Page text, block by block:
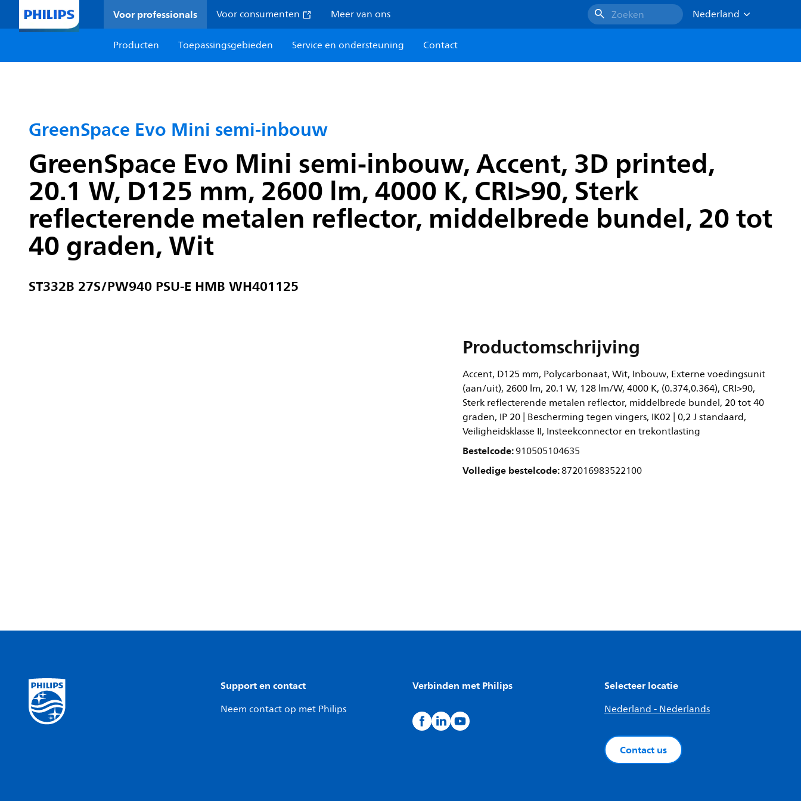
Voor professionals Voor consumenten Meer van ons Zoeken
Nederland
Producten
Toepassingsgebieden Service en ondersteuning Contact
GreenSpace Evo Mini semi-inbouw
GreenSpace Evo Mini semi-inbouw, Accent, 3D printed,
20.1 W, D125 mm, 2600 lm, 4000 K, CRI>90, Sterk
reflecterende metalen reflector, middelbrede bundel, 20 tot
40 graden, Wit
ST332B 27S/PW940 PSU-E HMB WH401125
Productomschrijving
Accent, D125 mm, Polycarbonaat, Wit, Inbouw, Externe voedingsunit
(aan/uit), 2600 lm, 20.1 W, 128 lm/W, 4000 K, (0.374,0.364), CRI>90,
Sterk reflecterende metalen reflector, middelbrede bundel, 20 tot 40
graden, IP 20 | Bescherming tegen vingers, IK02 | 0,2 J standaard,
Veiligheidsklasse II, Insteekconnector en trekontlasting
Bestelcode:910505104635
Volledige bestelcode:872016983522100
Support en contact
Neem contact op met Philips
Verbinden met Philips Selecteer locatie
Nederland - Nederlands
Contact us